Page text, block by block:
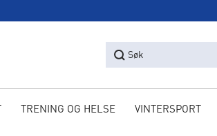
Søk
TRENING OG HELSE VINTERSPORT